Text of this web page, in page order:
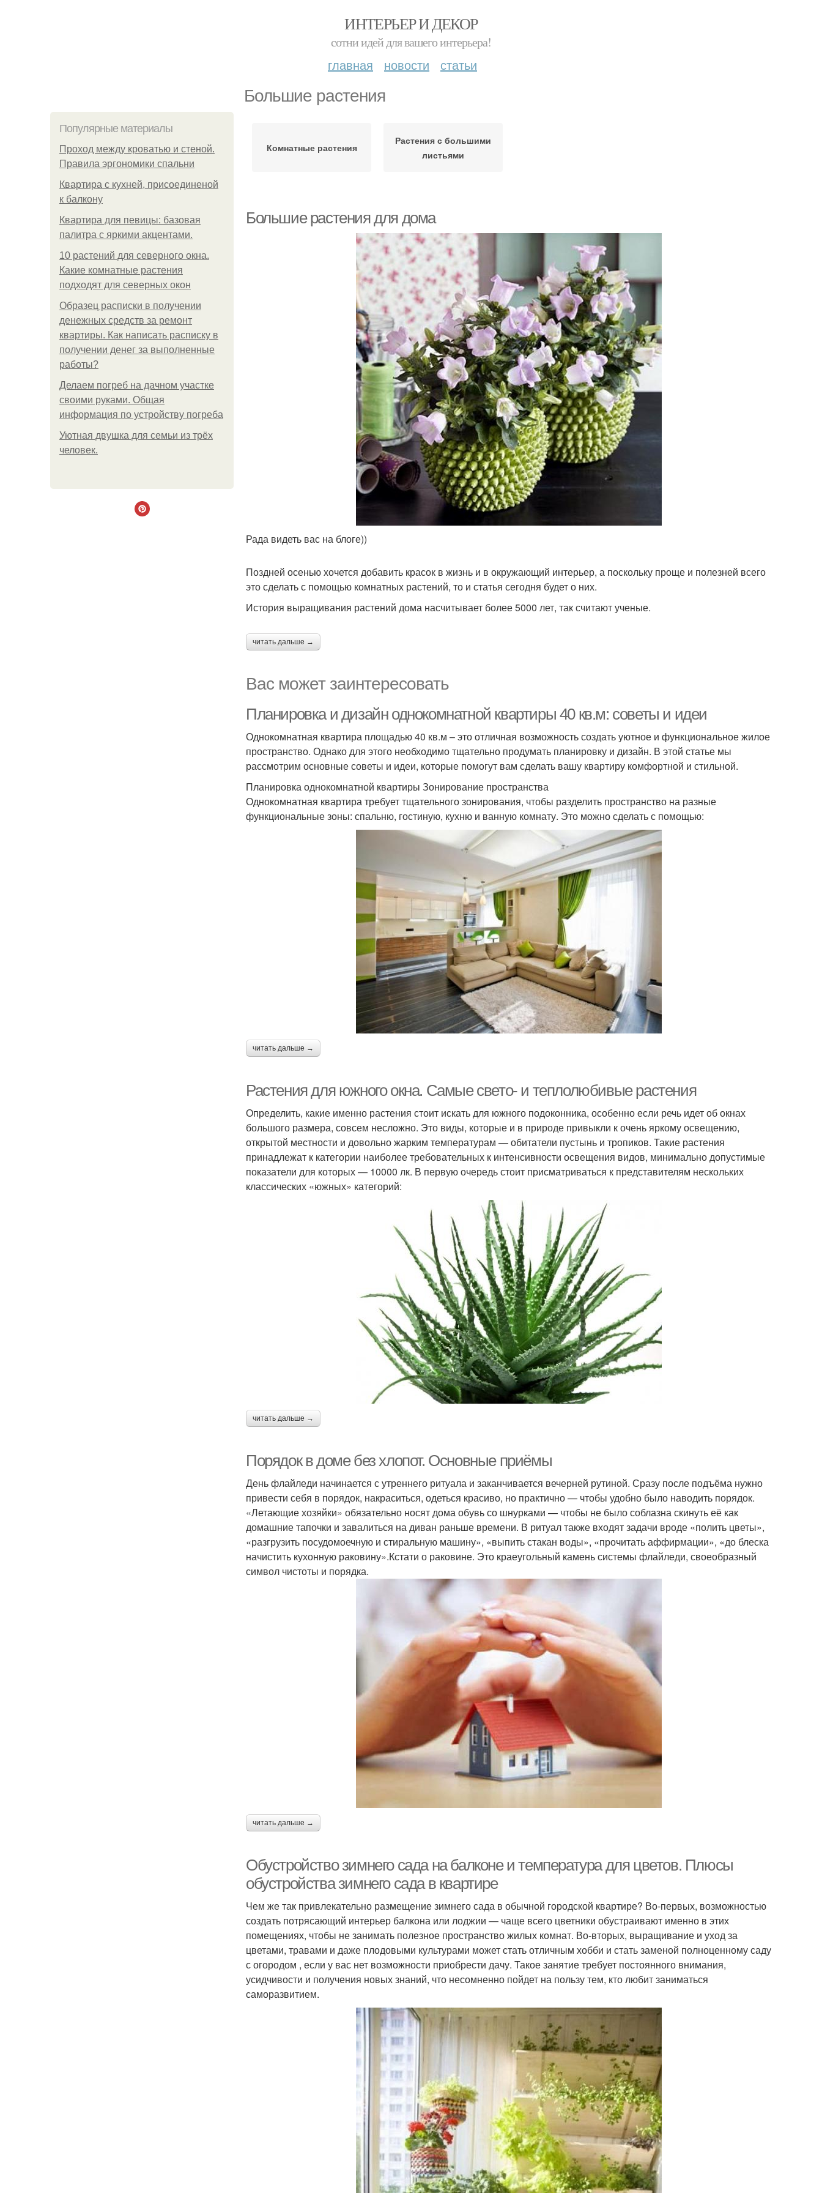
ИНТЕРЬЕР И ДЕКОР
сотни идей для вашего интерьера!
главная новости статьи
Большие растения
Популярные материалы
Проход между кроватью и стеной.
Правила эргономики спальни
Квартира с кухней, присоединеной
к балкону
Квартира для певицы: базовая
палитра с яркими акцентами.
10 растений для северного окна.
Какие комнатные растения
подходят для северных окон
Образец расписки в получении
денежных средств за ремонт
квартиры. Как написать расписку в
получении денег за выполненные
работы?
Делаем погреб на дачном участке
своими руками. Общая
информация по устройству погреба
Уютная двушка для семьи из трёх
человек.
Комнатные растения
Растения с большими
листьями
Большие растения для дома
Рада видеть вас на блоге))
Поздней осенью хочется добавить красок в жизнь и в окружающий интерьер, а поскольку проще и полезней всего
это сделать с помощью комнатных растений, то и статья сегодня будет о них.
История выращивания растений дома насчитывает более 5000 лет, так считают ученые.
читать дальше →
Вас может заинтересовать
Планировка и дизайн однокомнатной квартиры 40 кв.м: советы и идеи
Однокомнатная квартира площадью 40 кв.м – это отличная возможность создать уютное и функциональное жилое
пространство. Однако для этого необходимо тщательно продумать планировку и дизайн. В этой статье мы
рассмотрим основные советы и идеи, которые помогут вам сделать вашу квартиру комфортной и стильной.
Планировка однокомнатной квартиры Зонирование пространства
Однокомнатная квартира требует тщательного зонирования, чтобы разделить пространство на разные
функциональные зоны: спальню, гостиную, кухню и ванную комнату. Это можно сделать с помощью:
читать дальше →
Растения для южного окна. Самые свето- и теплолюбивые растения
Определить, какие именно растения стоит искать для южного подоконника, особенно если речь идет об окнах
большого размера, совсем несложно. Это виды, которые и в природе привыкли к очень яркому освещению,
открытой местности и довольно жарким температурам — обитатели пустынь и тропиков. Такие растения
принадлежат к категории наиболее требовательных к интенсивности освещения видов, минимально допустимые
показатели для которых — 10000 лк. В первую очередь стоит присматриваться к представителям нескольких
классических «южных» категорий:
читать дальше →
Порядок в доме без хлопот. Основные приёмы
День флайледи начинается с утреннего ритуала и заканчивается вечерней рутиной. Сразу после подъёма нужно
привести себя в порядок, накраситься, одеться красиво, но практично — чтобы удобно было наводить порядок.
«Летающие хозяйки» обязательно носят дома обувь со шнурками — чтобы не было соблазна скинуть её как
домашние тапочки и завалиться на диван раньше времени. В ритуал также входят задачи вроде «полить цветы»,
«разгрузить посудомоечную и стиральную машину», «выпить стакан воды», «прочитать аффирмации», «до блеска
начистить кухонную раковину».Кстати о раковине. Это краеугольный камень системы флайледи, своеобразный
символ чистоты и порядка.
читать дальше →
Обустройство зимнего сада на балконе и температура для цветов. Плюсы
обустройства зимнего сада в квартире
Чем же так привлекательно размещение зимнего сада в обычной городской квартире? Во-первых, возможностью
создать потрясающий интерьер балкона или лоджии — чаще всего цветники обустраивают именно в этих
помещениях, чтобы не занимать полезное пространство жилых комнат. Во-вторых, выращивание и уход за
цветами, травами и даже плодовыми культурами может стать отличным хобби и стать заменой полноценному саду
с огородом , если у вас нет возможности приобрести дачу. Такое занятие требует постоянного внимания,
усидчивости и получения новых знаний, что несомненно пойдет на пользу тем, кто любит заниматься
саморазвитием.